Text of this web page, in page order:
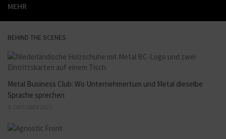
MEHR
BEHIND THE SCENES
Metal Business Club: Wo Unternehmertum und Metal dieselbe
Sprache sprechen